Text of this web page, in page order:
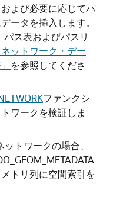
よび必要に応じてパ
ータを挿入します。
ス表およびパスリ
ネットワーク・デー
を参照してくださ
ファンクシ
ワークを検証しま
トワークの場合、
トリ列に空間索引を